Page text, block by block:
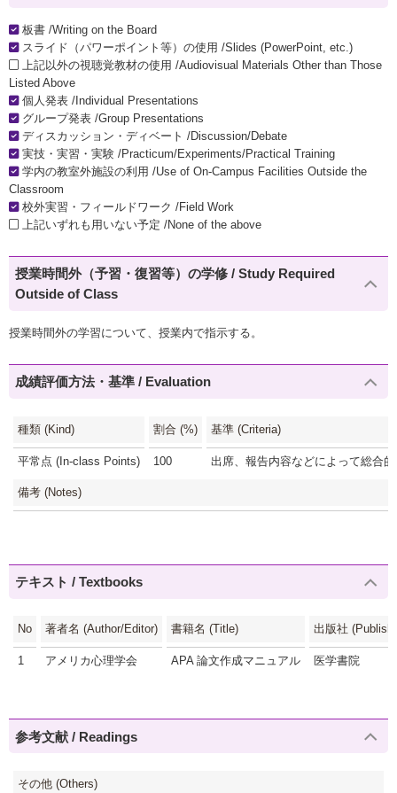
板書 /Writing on the Board
スライド（パワーポイント等）の使用 /Slides (PowerPoint, etc.)
上記以外の視聴覚教材の使用 /Audiovisual Materials Other than Those
Listed Above
個人発表 /Individual Presentations
グループ発表 /Group Presentations
ディスカッション・ディベート /Discussion/Debate
実技・実習・実験 /Practicum/Experiments/Practical Training
学内の教室外施設の利用 /Use of On-Campus Facilities Outside the
Classroom
校外実習・フィールドワーク /Field Work
上記いずれも用いない予定 /None of the above
授業時間外（予習・復習等）の学修 / Study Required
Outside of Class
授業時間外の学習について、授業内で指示する。
成績評価方法・基準 / Evaluation
種類 (Kind) 割合 (%) 基準 (Criteria)
平常点 (In-class Points) 100 出席、報告内容などによって総合
備考 (Notes)
テキスト / Textbooks
No 著者名 (Author/Editor) 書籍名 (Title) 出版社
1 アメリカ心理学会 APA 論文作成マニュアル 医学書院
参考文献 / Readings
その他 (Others)